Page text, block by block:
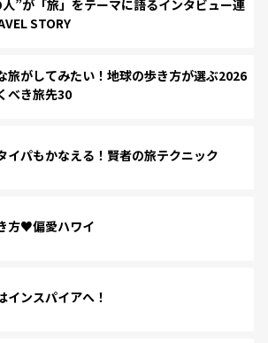
”が「旅」をテーマに語るインタビュー連
STORY
旅がしてみたい！地球の歩き方が選ぶ2026
べき旅先30
イパもかなえる！賢者の旅テクニック
方♥偏愛ハワイ
インスパイアへ！